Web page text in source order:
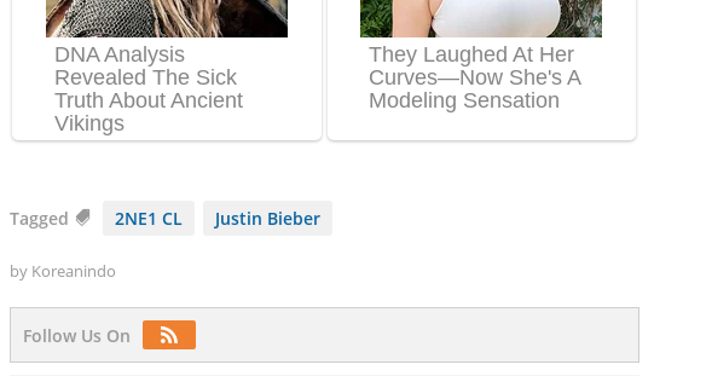
Tagged 2NE1 CL Justin Bieber
by Koreanindo
Follow Us On